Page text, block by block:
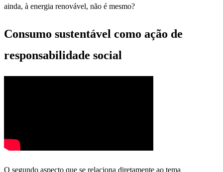
ainda, à energia renovável, não é mesmo?
Consumo sustentável como ação de
responsabilidade social
O segundo aspecto que se relaciona diretamente ao tema